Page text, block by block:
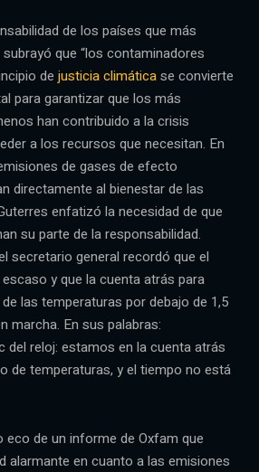
de los países que más
que “los contaminadores
de justicia climáticase convierte
para garantizar que los más
han contribuido a la crisis
a los recursos que necesitan. En
de gases de efecto
directamente al bienestar de las
enfatizó la necesidad de que
su parte de la responsabilidad.
secretario general recordó que el
y que la cuenta atrás para
las temperaturas por debajo de 1,5
marcha. En sus palabras:
del reloj: estamos en la cuenta atrás
de temperaturas, y el tiempo no está
eco de un informe de Oxfam que
alarmante en cuanto a las emisiones